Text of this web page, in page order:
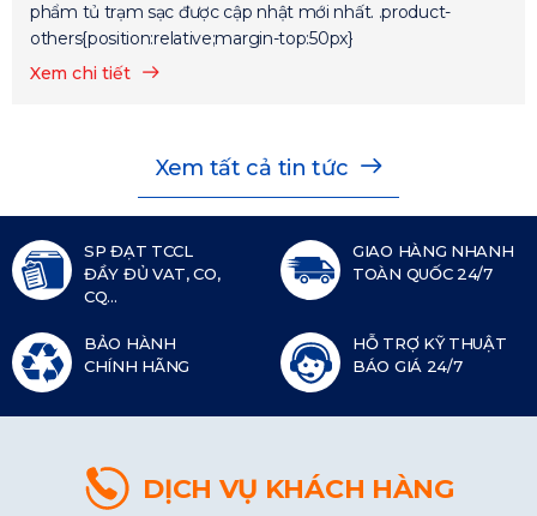
phẩm tủ trạm sạc được cập nhật mới nhất. .product-
others{position:relative;margin-top:50px}
Xem chi tiết
Xem tất cả tin tức
SP ĐẠT TCCL
ĐẦY ĐỦ VAT, CO,
CQ...
GIAO HÀNG NHANH
TOÀN QUỐC 24/7
BẢO HÀNH
CHÍNH HÃNG
HỖ TRỢ KỸ THUẬT
BÁO GIÁ 24/7
DỊCH VỤ KHÁCH HÀNG